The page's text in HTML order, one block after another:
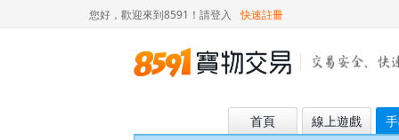
您好，歡迎來到8591！ 請登入 快速註冊
首頁 線上遊戲